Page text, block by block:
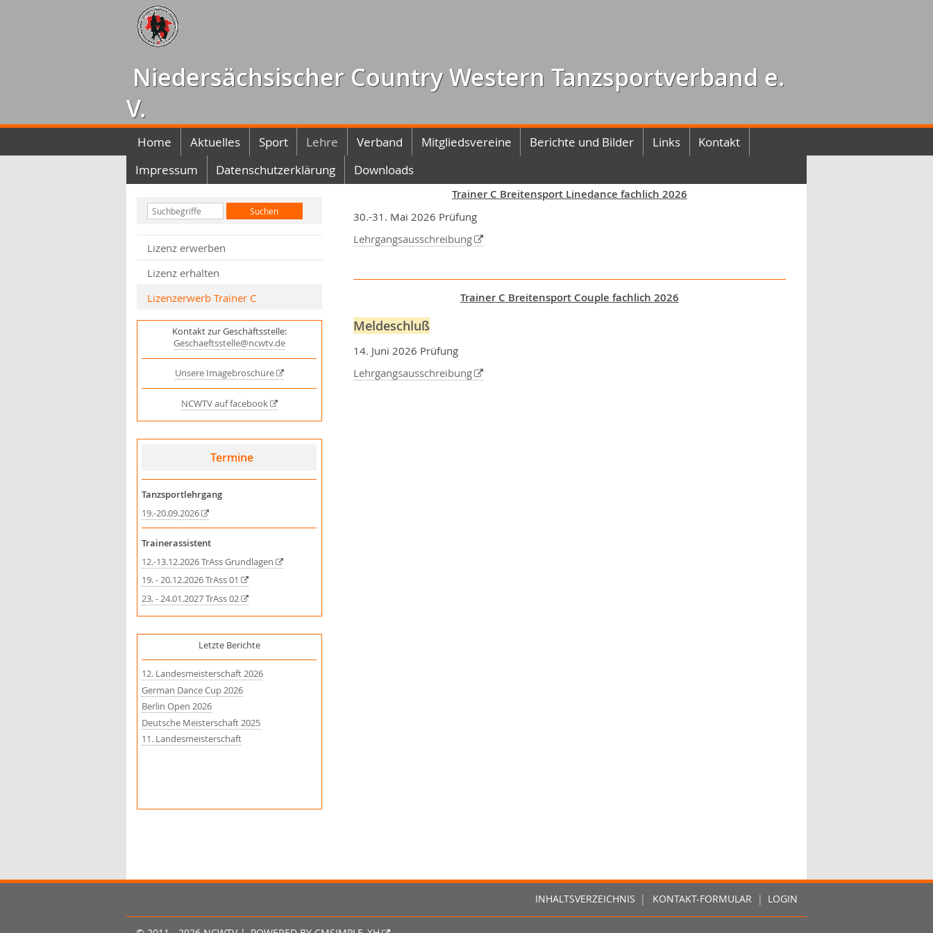
Niedersächsischer Country Western Tanzsportverband e.
V.
Home Aktuelles Sport Lehre Verband Mitgliedsvereine Berichte und Bilder Links
Kontakt
Impressum
Datenschutzerklärung Downloads
Lizenz erwerben
Lizenz erhalten
Lizenzerwerb Trainer C
Kontakt zur Geschäftsstelle:
Geschaeftsstelle@ncwtv.de
Unsere Imagebroschüre
NCWTV auf facebook
Termine
Tanzsportlehrgang
19.-20.09.2026
Trainerassistent
12.-13.12.2026 TrAss Grundlagen
19. - 20.12.2026 TrAss 01
23. - 24.01.2027 TrAss 02
Letzte Berichte
12. Landesmeisterschaft 2026
German Dance Cup 2026
Berlin Open 2026
Deutsche Meisterschaft 2025
11. Landesmeisterschaft
Trainer C Breitensport Linedance fachlich 2026
30.-31. Mai 2026 Prüfung
Lehrgangsausschreibung
Trainer C Breitensport Couple fachlich 2026
Meldeschluß
14. Juni 2026 Prüfung
Lehrgangsausschreibung
INHALTSVERZEICHNIS | KONTAKT-FORMULAR | LOGIN